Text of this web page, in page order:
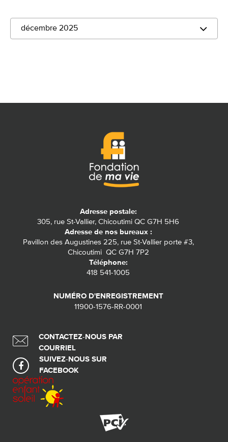
décembre 2025
Adresse postale:
305, rue St-Vallier, Chicoutimi QC G7H 5H6
Adresse de nos bureaux :
Pavillon des Augustines 225, rue St-Vallier porte #3,
Chicoutimi QC G7H 7P2
Téléphone:
418 541-1005
NUMÉRO D'ENREGISTREMENT
11900-1576-RR-0001
CONTACTEZ-NOUS PAR
COURRIEL
SUIVEZ-NOUS SUR
FACEBOOK